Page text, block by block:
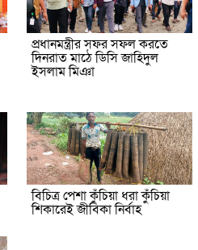
প্রধানমন্ত্রীর সফর সফল করতে
দিনরাত মাঠে ডিসি জাহিদুল
ইসলাম মিঞা
বিচিত্র পেশা কুঁচিয়া ধরা কুঁচিয়া
শিকারেই জীবিকা নির্বাহ